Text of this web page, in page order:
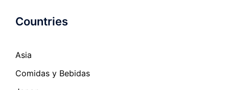
Countries
Asia
Comidas y Bebidas